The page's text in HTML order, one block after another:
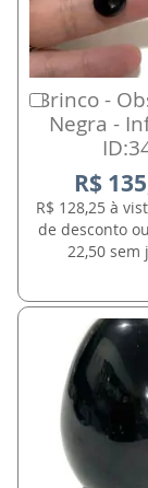
Brinco -
Negra -
R$
R$ 128,25 à
de desconto
22,50 sem
Comprar